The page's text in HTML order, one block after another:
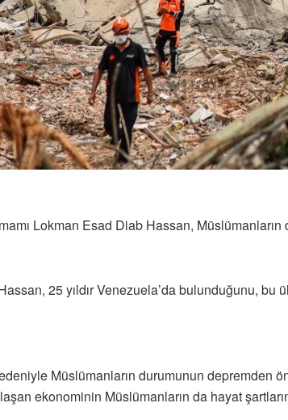
Lokman Esad Diab Hassan,
25 yıldır Venezuela’da bulunduğunu,
Müslümanların durumunun depremden
ekonominin Müslümanların da hayat